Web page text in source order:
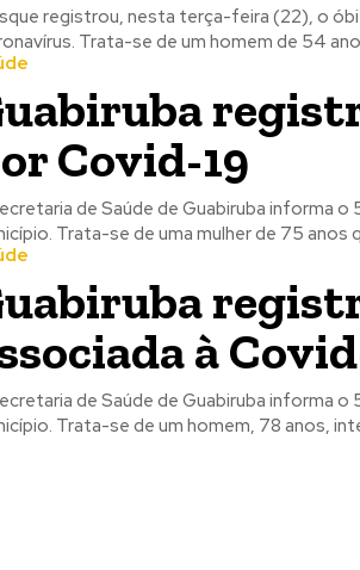
registrou, nesta terça-feira (22), o
Trata-se de um homem de 54
Covid-19
de Saúde de Guabiruba informa
Trata-se de uma mulher de 75 anos
à
de Saúde de Guabiruba informa
Trata-se de um homem, 78 anos,